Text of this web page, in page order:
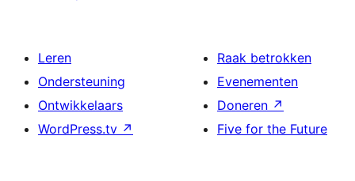
Leren
Ondersteuning
Ontwikkelaars
WordPress.tv ↗
Raak betrokken
Evenementen
Doneren ↗
Five for the Future